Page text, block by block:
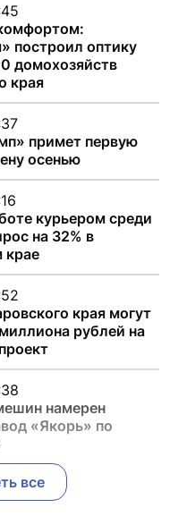
построил оптику
домохозяйств
края
примет первую
осенью
курьером среди
на 32% в
крае
края могут
рублей на
намерен
«Якорь» по
все